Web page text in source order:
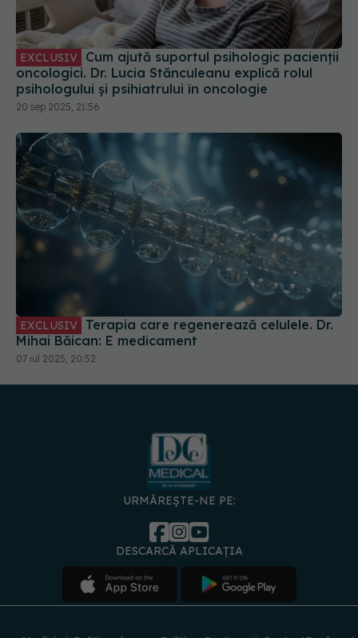
EXCLUSIV
oncologici. Dr. Lucia Stănculeanu explică rolul
psihologului și psihiatrului în oncologie
20 sep 2025, 21:56
EXCLUSIV
Mihai Băican: E medicament
07 iul 2025, 20:52
URMĂREȘTE-NE PE:
DESCARCĂ APLICAȚIA